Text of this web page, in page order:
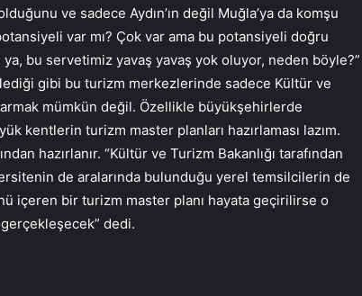
ve sadece Aydın’ın değil Muğla’ya da komşu
var mı? Çok var ama bu potansiyeli doğru
bu servetimiz yavaş yavaş yok oluyor, neden böyle?”
gibi bu turizm merkezlerinde sadece Kültür ve
mümkün değil. Özellikle büyükşehirlerde
kentlerin turizm master planları hazırlaması lazım.
hazırlanır. “Kültür ve Turizm Bakanlığı tarafından
de aralarında bulunduğu yerel temsilcilerin de
içeren bir turizm master planı hayata geçirilirse o
gerçekleşecek” dedi.